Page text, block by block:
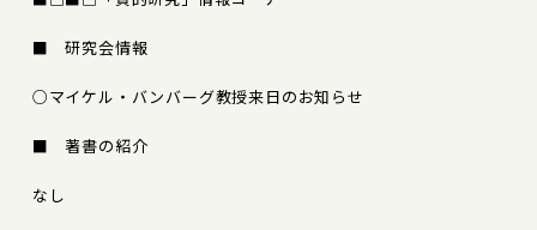
■ 研究会情報
○マイケル・バンバーグ教授来日のお知らせ
■ 著書の紹介
なし